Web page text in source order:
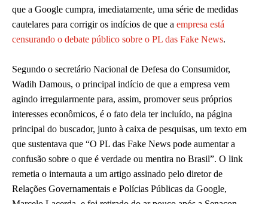
que a Google cumpra, imediatamente, uma série de medidas
cautelares para corrigir os indícios de que a empresa está
censurando o debate público sobre o PL das Fake News.
Segundo o secretário Nacional de Defesa do Consumidor,
Wadih Damous, o principal indício de que a empresa vem
agindo irregularmente para, assim, promover seus próprios
interesses econômicos, é o fato dela ter incluído, na página
principal do buscador, junto à caixa de pesquisas, um texto em
que sustentava que “O PL das Fake News pode aumentar a
confusão sobre o que é verdade ou mentira no Brasil”. O link
remetia o internauta a um artigo assinado pelo diretor de
Relações Governamentais e Polícias Públicas da Google,